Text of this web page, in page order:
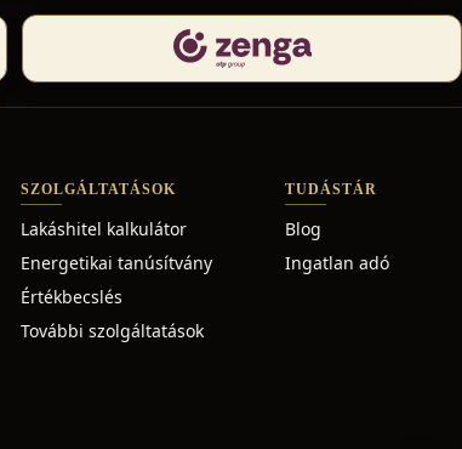
SZOLGÁLTATÁSOK
Lakáshitel kalkulátor
Energetikai tanúsítvány
Értékbecslés
További szolgáltatások
TUDÁSTÁR
Blog
Ingatlan adó